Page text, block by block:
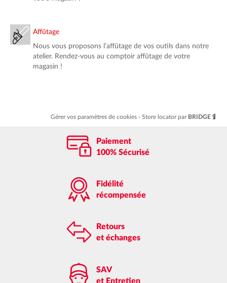
Affûtage
Nous vous proposons l’affûtage de vos outils dans notre
atelier. Rendez-vous au comptoir affûtage de votre
magasin !
Gérer vos paramètres de cookies Store locator par BRIDGE
Paiement
100% Sécurisé
Fidélité
récompensée
Retours
et échanges
SAV
et Entretien